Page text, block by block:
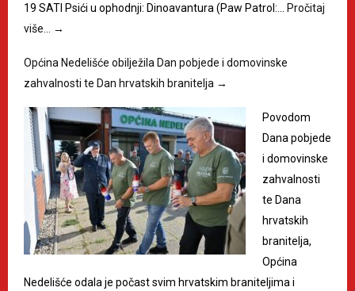
19 SATI Psići u ophodnji: Dinoavantura (Paw Patrol:… Pročitaj
više…
→
Općina Nedelišće obilježila Dan pobjede i domovinske
zahvalnosti te Dan hrvatskih branitelja →
Povodom
Dana pobjede
i domovinske
zahvalnosti
te Dana
hrvatskih
branitelja,
Općina
Nedelišće odala je počast svim hrvatskim braniteljima i